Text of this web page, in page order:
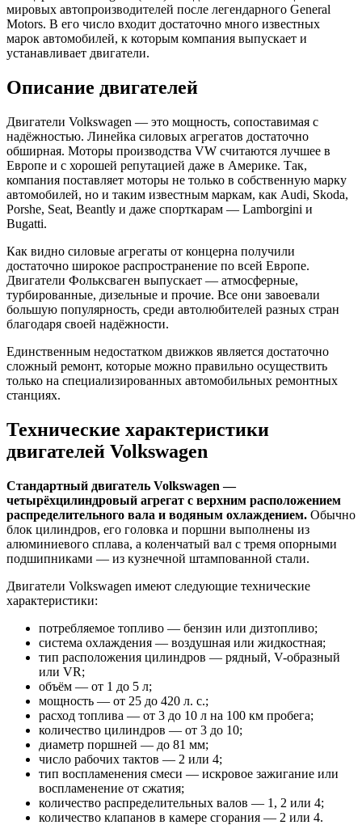
мировых автопроизводителей после легендарного General
Motors. В его число входит достаточно много известных
марок автомобилей, к которым компания выпускает и
устанавливает двигатели.
Описание двигателей
Двигатели Volkswagen — это мощность, сопоставимая с
надёжностью. Линейка силовых агрегатов достаточно
обширная. Моторы производства VW считаются лучшее в
Европе и с хорошей репутацией даже в Америке. Так,
компания поставляет моторы не только в собственную марку
автомобилей, но и таким известным маркам, как Audi, Skoda,
Porshe, Seat, Beantly и даже спорткарам — Lamborgini и
Bugatti.
Как видно силовые агрегаты от концерна получили
достаточно широкое распространение по всей Европе.
Двигатели Фольксваген выпускает — атмосферные,
турбированные, дизельные и прочие. Все они завоевали
большую популярность, среди автолюбителей разных стран
благодаря своей надёжности.
Единственным недостатком движков является достаточно
сложный ремонт, которые можно правильно осуществить
только на специализированных автомобильных ремонтных
станциях.
Технические характеристики
двигателей Volkswagen
Стандартный двигатель Volkswagen —
четырёхцилиндровый агрегат с верхним расположением
распределительного вала и водяным охлаждением. Обычно
блок цилиндров, его головка и поршни выполнены из
алюминиевого сплава, а коленчатый вал с тремя опорными
подшипниками — из кузнечной штампованной стали.
Двигатели Volkswagen имеют следующие технические
характеристики:
потребляемое топливо — бензин или дизтопливо;
система охлаждения — воздушная или жидкостная;
тип расположения цилиндров — рядный, V-образный
или VR;
объём — от 1 до 5 л;
мощность — от 25 до 420 л. с.;
расход топлива — от 3 до 10 л на 100 км пробега;
количество цилиндров — от 3 до 10;
диаметр поршней — до 81 мм;
число рабочих тактов — 2 или 4;
тип воспламенения смеси — искровое зажигание или
воспламенение от сжатия;
количество распределительных валов — 1, 2 или 4;
количество клапанов в камере сгорания — 2 или 4.